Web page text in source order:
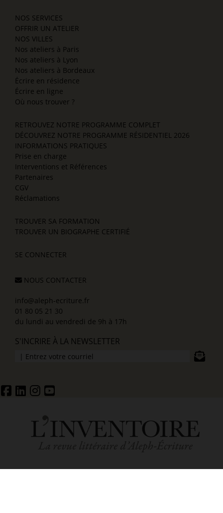
NOS SERVICES
OFFRIR UN ATELIER
NOS VILLES
Nos ateliers à Paris
Nos ateliers à Lyon
Nos ateliers à Bordeaux
Écrire en résidence
Écrire en ligne
Où nous trouver ?
RETROUVEZ NOTRE PROGRAMME COMPLET
DÉCOUVREZ NOTRE PROGRAMME RÉSIDENTIEL 2026
INFORMATIONS PRATIQUES
Prise en charge
Interventions et Références
Partenaires
CGV
Réclamations
TROUVER SA FORMATION
TROUVER UN BIOGRAPHE CERTIFIÉ
SE CONNECTER
NOUS CONTACTER
info@aleph-ecriture.fr
01 80 05 21 30
du lundi au vendredi de 9h à 17h
S'INCRIRE À LA NEWSLETTER